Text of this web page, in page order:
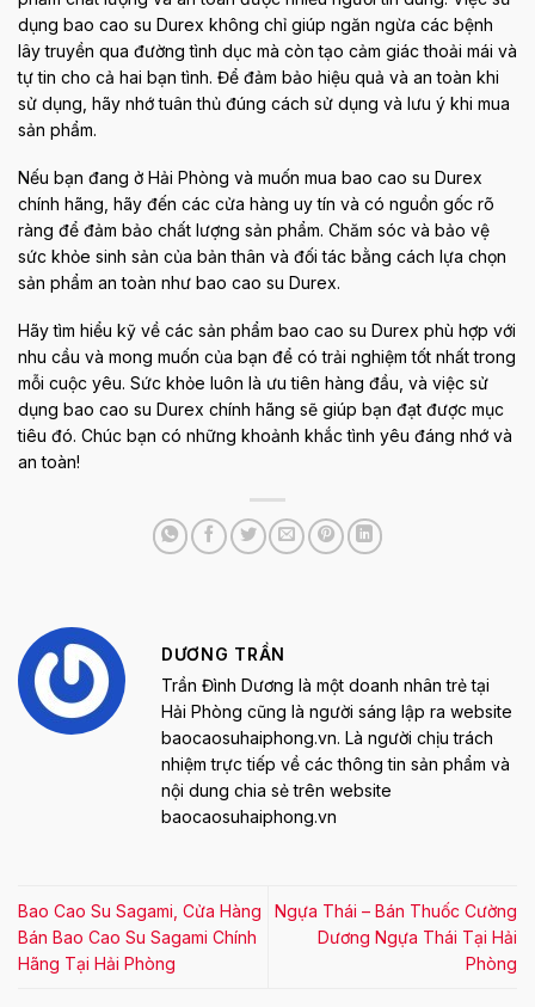
dụng bao cao su Durex không chỉ giúp ngăn ngừa các bệnh
lây truyền qua đường tình dục mà còn tạo cảm giác thoải mái và
tự tin cho cả hai bạn tình. Để đảm bảo hiệu quả và an toàn khi
sử dụng, hãy nhớ tuân thủ đúng cách sử dụng và lưu ý khi mua
sản phẩm.
Nếu bạn đang ở Hải Phòng và muốn mua bao cao su Durex
chính hãng, hãy đến các cửa hàng uy tín và có nguồn gốc rõ
ràng để đảm bảo chất lượng sản phẩm. Chăm sóc và bảo vệ
sức khỏe sinh sản của bản thân và đối tác bằng cách lựa chọn
sản phẩm an toàn như bao cao su Durex.
Hãy tìm hiểu kỹ về các sản phẩm bao cao su Durex phù hợp với
nhu cầu và mong muốn của bạn để có trải nghiệm tốt nhất trong
mỗi cuộc yêu. Sức khỏe luôn là ưu tiên hàng đầu, và việc sử
dụng bao cao su Durex chính hãng sẽ giúp bạn đạt được mục
tiêu đó. Chúc bạn có những khoảnh khắc tình yêu đáng nhớ và
an toàn!
DƯƠNG TRẦN
Trần Đình Dương là một doanh nhân trẻ tại
Hải Phòng cũng là người sáng lập ra website
baocaosuhaiphong.vn. Là người chịu trách
nhiệm trực tiếp về các thông tin sản phẩm và
nội dung chia sẻ trên website
baocaosuhaiphong.vn
Bao Cao Su Sagami, Cửa Hàng
Bán Bao Cao Su Sagami Chính
Hãng Tại Hải Phòng
Ngựa Thái – Bán Thuốc Cường
Dương Ngựa Thái Tại Hải
Phòng